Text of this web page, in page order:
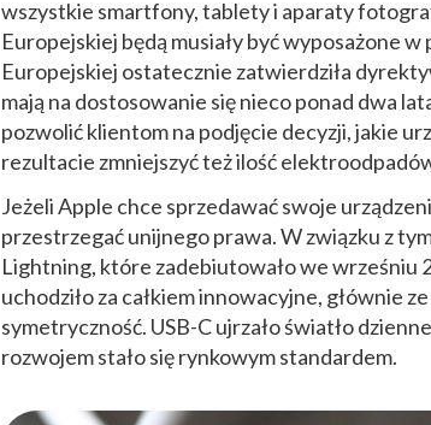
wszystkie smartfony, tablety i aparaty
Europejskiej będą musiały być wyposażone
Europejskiej ostatecznie zatwierdziła
mają na dostosowanie się nieco ponad dwa
pozwolić klientom na podjęcie decyzji, jakie
rezultacie zmniejszyć też ilość
Jeżeli Apple chce sprzedawać swoje
przestrzegać unijnego prawa. W związku z
Lightning, które zadebiutowało we wrześniu
uchodziło za całkiem innowacyjne, głównie
symetryczność. USB-C ujrzało światło
rozwojem stało się rynkowym standardem.